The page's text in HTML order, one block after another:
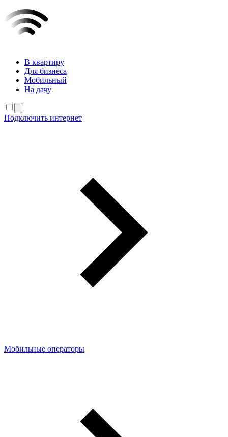
В квартиру
Для бизнеса
Мобильный
На дачу
Подключить интернет
Мобильные операторы